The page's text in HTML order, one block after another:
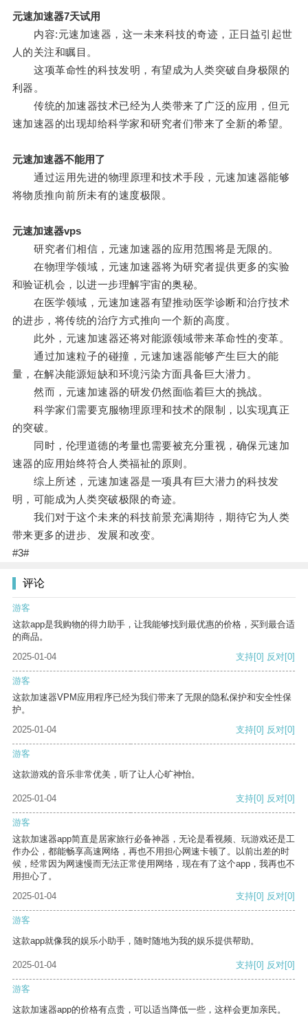
元速加速器7天试用
内容:元速加速器，这一未来科技的奇迹，正日益引起世
人的关注和瞩目。
这项革命性的科技发明，有望成为人类突破自身极限的
利器。
传统的加速器技术已经为人类带来了广泛的应用，但元
速加速器的出现却给科学家和研究者们带来了全新的希望。
元速加速器不能用了
通过运用先进的物理原理和技术手段，元速加速器能够
将物质推向前所未有的速度极限。
元速加速器vps
研究者们相信，元速加速器的应用范围将是无限的。
在物理学领域，元速加速器将为研究者提供更多的实验
和验证机会，以进一步理解宇宙的奥秘。
在医学领域，元速加速器有望推动医学诊断和治疗技术
的进步，将传统的治疗方式推向一个新的高度。
此外，元速加速器还将对能源领域带来革命性的变革。
通过加速粒子的碰撞，元速加速器能够产生巨大的能
量，在解决能源短缺和环境污染方面具备巨大潜力。
然而，元速加速器的研发仍然面临着巨大的挑战。
科学家们需要克服物理原理和技术的限制，以实现真正
的突破。
同时，伦理道德的考量也需要被充分重视，确保元速加
速器的应用始终符合人类福祉的原则。
综上所述，元速加速器是一项具有巨大潜力的科技发
明，可能成为人类突破极限的奇迹。
我们对于这个未来的科技前景充满期待，期待它为人类
带来更多的进步、发展和改变。
#3#
评论
游客
这款app是我购物的得力助手，让我能够找到最优惠的价格，买到最合适
的商品。
2025-01-04
支持[0] 反对[0]
游客
这款加速器VPM应用程序已经为我们带来了无限的隐私保护和安全性保
护。
2025-01-04
支持[0] 反对[0]
游客
这款游戏的音乐非常优美，听了让人心旷神怡。
2025-01-04 支持[0] 反对[0]
游客
这款加速器app简直是居家旅行必备神器，无论是看视频、玩游戏还是工
作办公，都能畅享高速网络，再也不用担心网速卡顿了。以前出差的时
候，经常因为网速慢而无法正常使用网络，现在有了这个app，我再也不
用担心了。
2025-01-04
支持[0] 反对[0]
游客
这款app就像我的娱乐小助手，随时随地为我的娱乐提供帮助。
2025-01-04 支持[0] 反对[0]
游客
这款加速器app的价格有点贵，可以适当降低一些，这样会更加亲民。